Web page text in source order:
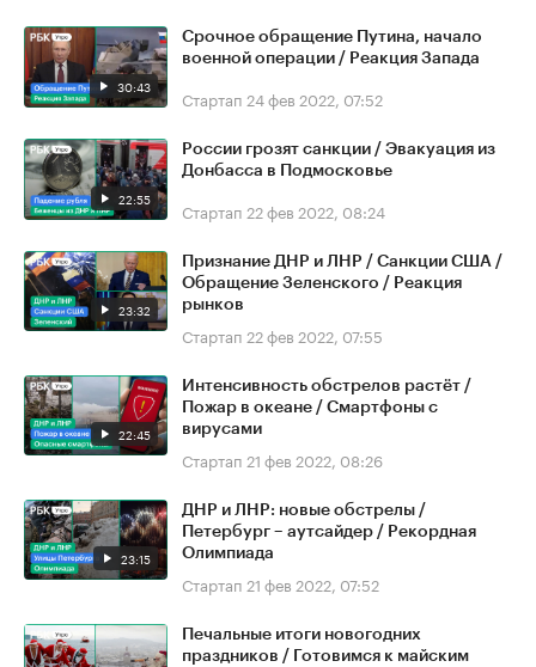
30:43
Срочное обращение Путина, начало
военной операции / Реакция Запада
Стартап 24 фев 2022, 07:52
22:55
России грозят санкции / Эвакуация из
Донбасса в Подмосковье
Стартап 22 фев 2022, 08:24
23:32
Признание ДНР и ЛНР / Санкции США /
Обращение Зеленского / Реакция
рынков
Стартап 22 фев 2022, 07:55
22:45
Интенсивность обстрелов растёт /
Пожар в океане / Смартфоны с
вирусами
Стартап 21 фев 2022, 08:26
23:15
ДНР и ЛНР: новые обстрелы /
Петербург – аутсайдер / Рекордная
Олимпиада
Стартап 21 фев 2022, 07:52
Печальные итоги новогодних
праздников / Готовимся к майским